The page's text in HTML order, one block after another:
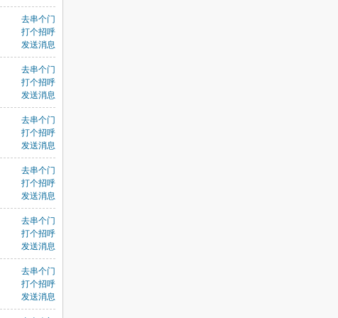
去串个门
打个招呼
发送消息
去串个门
打个招呼
发送消息
去串个门
打个招呼
发送消息
去串个门
打个招呼
发送消息
去串个门
打个招呼
发送消息
去串个门
打个招呼
发送消息